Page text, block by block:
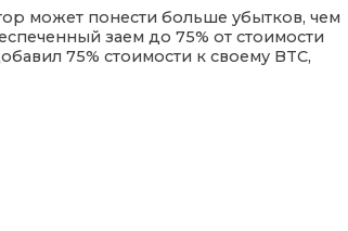
может понести больше убытков, чем
заем до 75% от стоимости
75% стоимости к своему BTC,